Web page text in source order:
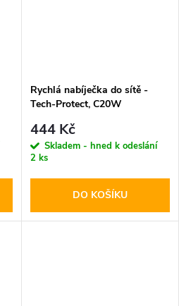
Rychlá nabíječka do sítě -
Tech-Protect, C20W
Lightning kabel
444 Kč
Skladem - hned k odeslání
2 ks
DO KOŠÍKU